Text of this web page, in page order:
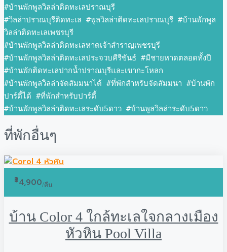
#บ้านพักพูลวิลล่าติดทะเลปราณบุรี
#วิลล่าปราณบุรีติดทะเล #พูลวิลล่าติดทะเลปราณบุรี #บ้านพักพูล
วิลล่าติดทะเลเพชรบุรี
#บ้านพักพูลวิลล่าติดทะเลหาดเจ้าสำราญเพชรบุรี
#บ้านพักพูลวิลล่าติดทะเลประจวบคีรีขันธ์ #มีชายหาดตลอดทั้งปี
#บ้านพักติดทะเลปากน้ำปราณบุรีและเขากะโหลก
#บ้านพักพูลวิลล่าจัดสัมมนาได้ #ที่พักสำหรับจัดสัมมนา #บ้านพัก
ปาร์ตี้ได้ #ที่พักสำหรับปาร์ตี้
#บ้านพักพูลวิลล่าติดทะเลระดับ5ดาว #บ้านพูลวิลล่าระดับ5ดาว
ที่พักอื่นๆ
฿4,900/คืน
บ้าน Color 4 ใกล้ทะเลใจกลางเมือง
หัวหิน Pool Villa